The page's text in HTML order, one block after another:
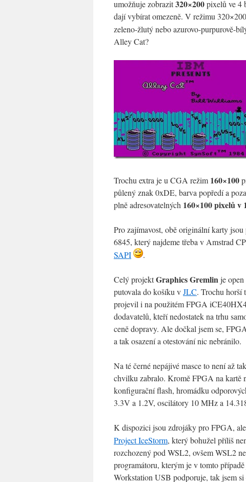
umožňuje zobrazit320×200pixelů ve 4
dají vybírat omezeně. V režimu
zeleno-žlutý nebo azurovo-purpurově-
Alley Cat?
Trochu extra je u CGA režim 160×100
půlený znak 0xDE, barva popředí a
plně adresovatelných 160×100 pixelů v
Pro zajímavost, obě originální karty
6845, který najdeme třeba v Amstrad
SAPI
.
Celý projektGraphics Gremlinje
putovala do košíku vJLC. Trochu horší
projevil i na použitém FPGA
dodavatelů, kteří nedostatek na trhu
ceně dopravy. Ale dočkal jsem se,
a tak osazení a otestování nic nebránilo.
Na té černé nepájivé masce to není až
chvilku zabralo. Kromě FPGA na kartě
konfigurační flash, hromádku
3.3V a 1.2V, oscilátory 10 MHz a
K dispozici jsou zdrojáky pro FPGA,
Project IceStorm, který bohužel příliš
rozchozený pod WSL2, ovšem WSL2
programátoru, kterým je v tomto
Workstation USB podporuje, tak jsem